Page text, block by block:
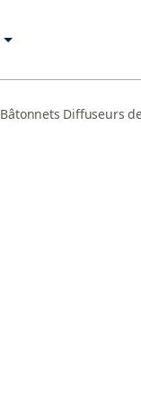
Bâtonnets Diffuseurs